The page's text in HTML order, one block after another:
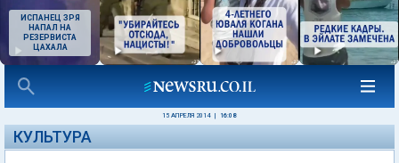
ИСПАНЕЦ ЗРЯ
НАПАЛ НА
РЕЗЕРВИСТА
ЦАХАЛА
15 АПРЕЛЯ 2014 16:08
КУЛЬТУРА